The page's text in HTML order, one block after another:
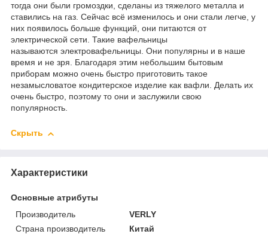
тогда они были громоздки, сделаны из тяжелого металла и
ставились на газ. Сейчас всё изменилось и они стали легче, у
них появилось больше функций, они питаются от
электрической сети. Такие вафельницы
называются электровафельницы. Они популярны и в наше
время и не зря. Благодаря этим небольшим бытовым
приборам можно очень быстро приготовить такое
незамысловатое кондитерское изделие как вафли. Делать их
очень быстро, поэтому то они и заслужили свою
популярность.
Скрыть
Характеристики
Основные атрибуты
Производитель
VERLY
Страна производитель
Китай